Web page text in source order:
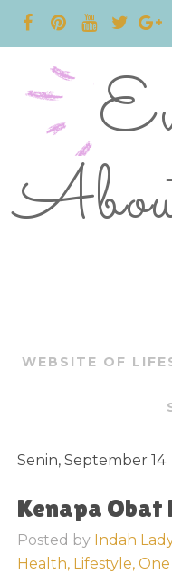
WEBSITE OF
Senin, September 14
Kenapa Obat
Posted by Indah
Health, Lifestyle,